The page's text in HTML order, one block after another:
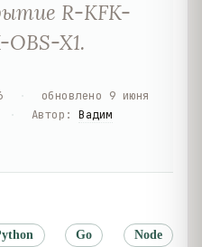
R-KFK-
OBS-X1.
обновлено 9 июня
Автор :Вадим
Go Node